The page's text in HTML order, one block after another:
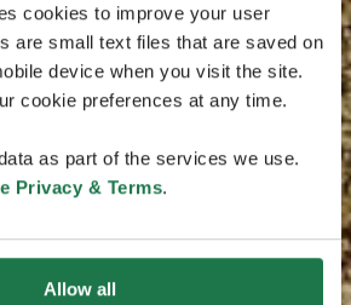
cookies to improve your user
are small text files that are saved on
device when you visit the site.
cookie preferences at any time.
as part of the services we use.
Privacy & Terms.
Allow all